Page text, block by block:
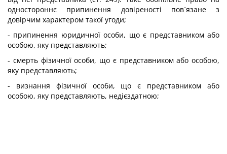
одностороннє припинення довіреності пов´язане з
довірчим характером такої угоди;
- припинення юридичної особи, що є представником або
особою, яку представляють;
- смерть фізичної особи, що є представником або особою,
яку представляють;
- визнання фізичної особи, що є представником або
особою, яку представляють, недієздатною;